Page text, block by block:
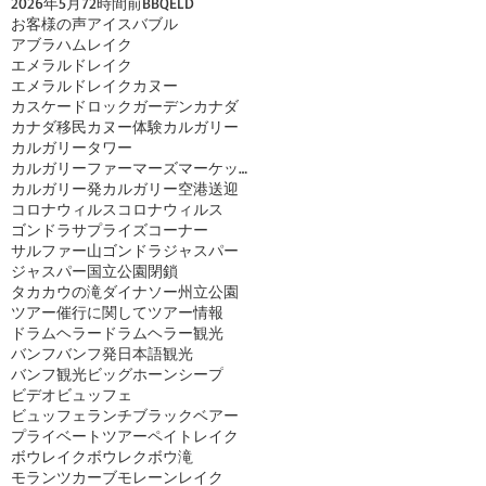
お客様の声アイスバブル
アブラハムレイク
エメラルドレイク
エメラルドレイクカヌー
カスケードロックガーデンカナダ
カナダ移民カヌー体験カルガリー
カルガリータワー
カルガリーファーマーズマーケット
カルガリー発カルガリー空港送迎
コロナウィルス コロナウィルス
ゴンドラサプライズコーナー
サルファー山ゴンドラジャスパー
ジャスパー国立公園閉鎖
タカカウの滝ダイナソー州立公園
ツアー催行に関してツアー情報
ドラムヘラー ドラムヘラー観光
バンフバンフ発日本語観光
バンフ観光ビッグホーンシープ
ビデオビュッフェ
ビュッフェランチブラックベアー
プライベートツアーペイトレイク
ボウレイクボウレクボウ滝
モランツカーブモレーンレイク